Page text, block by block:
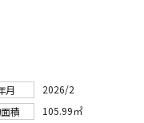
月
2026/2
積 105.99㎡